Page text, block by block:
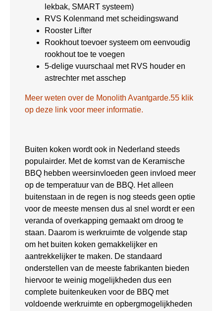
lekbak, SMART systeem)
RVS Kolenmand met scheidingswand
Rooster Lifter
Rookhout toevoer systeem om eenvoudig
rookhout toe te voegen
5-delige vuurschaal met RVS houder en
astrechter met asschep
Meer weten over de Monolith Avantgarde.55 klik
op deze link voor meer informatie.
Buiten koken wordt ook in Nederland steeds
populairder. Met de komst van de Keramische
BBQ hebben weersinvloeden geen invloed meer
op de temperatuur van de BBQ. Het alleen
buitenstaan in de regen is nog steeds geen optie
voor de meeste mensen dus al snel wordt er een
veranda of overkapping gemaakt om droog te
staan. Daarom is werkruimte de volgende stap
om het buiten koken gemakkelijker en
aantrekkelijker te maken. De standaard
onderstellen van de meeste fabrikanten bieden
hiervoor te weinig mogelijkheden dus een
complete buitenkeuken voor de BBQ met
voldoende werkruimte en opbergmogelijkheden